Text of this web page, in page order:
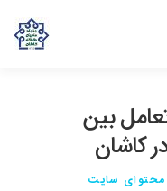
بین
کاشان
محتوای سایت